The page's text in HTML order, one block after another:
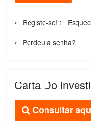
Registe-se!
Perdeu a senha?
Carta Do
Consultar